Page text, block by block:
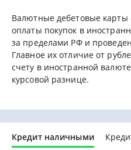
Валютные дебетовые карты
оплаты покупок в
за пределами РФ и
Главное их отличие от
счету в иностранной
курсовой разнице.
Кредит наличными